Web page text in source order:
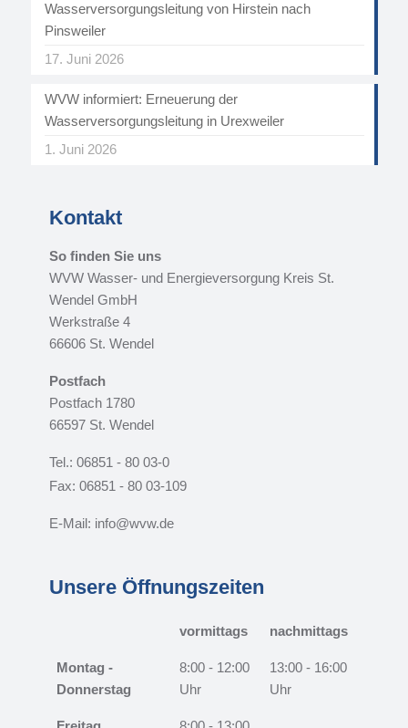
Wasserversorgungsleitung von Hirstein nach
Pinsweiler
17. Juni 2026
WVW informiert: Erneuerung der
Wasserversorgungsleitung in Urexweiler
1. Juni 2026
Kontakt
So finden Sie uns
WVW Wasser- und Energieversorgung Kreis St.
Wendel GmbH
Werkstraße 4
66606 St. Wendel
Postfach
Postfach 1780
66597 St. Wendel
Tel.: 06851 - 80 03-0
Fax: 06851 - 80 03-109
E-Mail: info@wvw.de
Unsere Öffnungszeiten
vormittags nachmittags
Montag -
Donnerstag
8:00 - 12:00
Uhr
13:00 - 16:00
Uhr